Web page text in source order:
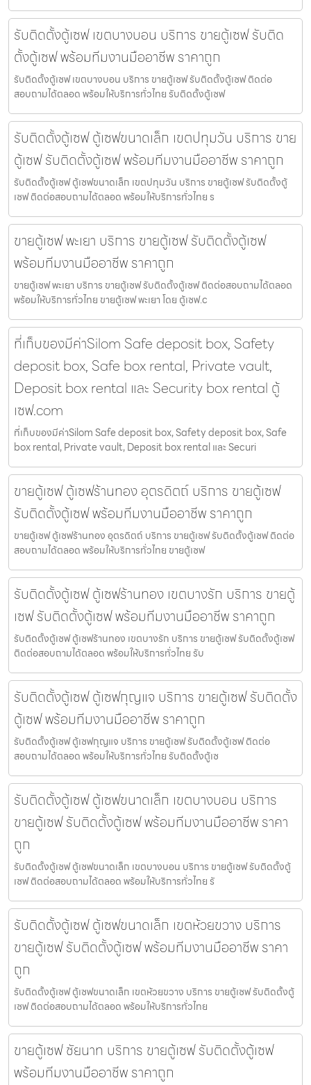
รับติดตั้งตู้เซฟ เขตบางบอน บริการ ขายตู้เซฟ รับติด
ตั้งตู้เซฟ พร้อมทีมงานมืออาชีพ ราคาถูก
รับติดตั้งตู้เซฟ เขตบางบอน บริการ ขายตู้เซฟ รับติดตั้งตู้เซฟ ติดต่อ
สอบถามได้ตลอด พร้อมให้บริการทั่วไทย รับติดตั้งตู้เซฟ
รับติดตั้งตู้เซฟ ตู้เซฟขนาดเล็ก เขตปทุมวัน บริการ ขาย
ตู้เซฟ รับติดตั้งตู้เซฟ พร้อมทีมงานมืออาชีพ ราคาถูก
รับติดตั้งตู้เซฟ ตู้เซฟขนาดเล็ก เขตปทุมวัน บริการ ขายตู้เซฟ รับติดตั้งตู้
เซฟ ติดต่อสอบถามได้ตลอด พร้อมให้บริการทั่วไทย ร
ขายตู้เซฟ พะเยา บริการ ขายตู้เซฟ รับติดตั้งตู้เซฟ
พร้อมทีมงานมืออาชีพ ราคาถูก
ขายตู้เซฟ พะเยา บริการ ขายตู้เซฟ รับติดตั้งตู้เซฟ ติดต่อสอบถามได้ตลอด
พร้อมให้บริการทั่วไทย ขายตู้เซฟ พะเยา โดย ตู้เซฟ.c
ที่เก็บของมีค่าSilom Safe deposit box, Safety
deposit box, Safe box rental, Private vault,
Deposit box rental และ Security box rental ตู้
เซฟ.com
ที่เก็บของมีค่าSilom Safe deposit box, Safety deposit box, Safe
box rental, Private vault, Deposit box rental และ Securi
ขายตู้เซฟ ตู้เซฟร้านทอง อุตรดิตถ์ บริการ ขายตู้เซฟ
รับติดตั้งตู้เซฟ พร้อมทีมงานมืออาชีพ ราคาถูก
ขายตู้เซฟ ตู้เซฟร้านทอง อุตรดิตถ์ บริการ ขายตู้เซฟ รับติดตั้งตู้เซฟ ติดต่อ
สอบถามได้ตลอด พร้อมให้บริการทั่วไทย ขายตู้เซฟ
รับติดตั้งตู้เซฟ ตู้เซฟร้านทอง เขตบางรัก บริการ ขายตู้
เซฟ รับติดตั้งตู้เซฟ พร้อมทีมงานมืออาชีพ ราคาถูก
รับติดตั้งตู้เซฟ ตู้เซฟร้านทอง เขตบางรัก บริการ ขายตู้เซฟ รับติดตั้งตู้เซฟ
ติดต่อสอบถามได้ตลอด พร้อมให้บริการทั่วไทย รับ
รับติดตั้งตู้เซฟ ตู้เซฟกุญแจ บริการ ขายตู้เซฟ รับติดตั้ง
ตู้เซฟ พร้อมทีมงานมืออาชีพ ราคาถูก
รับติดตั้งตู้เซฟ ตู้เซฟกุญแจ บริการ ขายตู้เซฟ รับติดตั้งตู้เซฟ ติดต่อ
สอบถามได้ตลอด พร้อมให้บริการทั่วไทย รับติดตั้งตู้เซ
รับติดตั้งตู้เซฟ ตู้เซฟขนาดเล็ก เขตบางบอน บริการ
ขายตู้เซฟ รับติดตั้งตู้เซฟ พร้อมทีมงานมืออาชีพ ราคา
ถูก
รับติดตั้งตู้เซฟ ตู้เซฟขนาดเล็ก เขตบางบอน บริการ ขายตู้เซฟ รับติดตั้งตู้
เซฟ ติดต่อสอบถามได้ตลอด พร้อมให้บริการทั่วไทย รั
รับติดตั้งตู้เซฟ ตู้เซฟขนาดเล็ก เขตห้วยขวาง บริการ
ขายตู้เซฟ รับติดตั้งตู้เซฟ พร้อมทีมงานมืออาชีพ ราคา
ถูก
รับติดตั้งตู้เซฟ ตู้เซฟขนาดเล็ก เขตห้วยขวาง บริการ ขายตู้เซฟ รับติดตั้งตู้
เซฟ ติดต่อสอบถามได้ตลอด พร้อมให้บริการทั่วไทย
ขายตู้เซฟ ชัยนาท บริการ ขายตู้เซฟ รับติดตั้งตู้เซฟ
พร้อมทีมงานมืออาชีพ ราคาถูก